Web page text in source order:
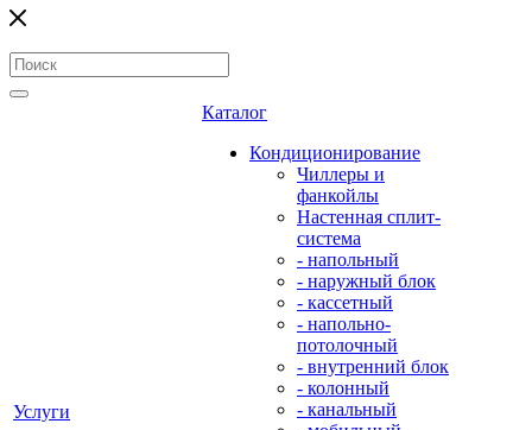
Услуги
Каталог
Кондиционирование
Чиллеры и
фанкойлы
Настенная сплит-
система
- напольный
- наружный блок
- кассетный
- напольно-
потолочный
- внутренний блок
- колонный
- канальный